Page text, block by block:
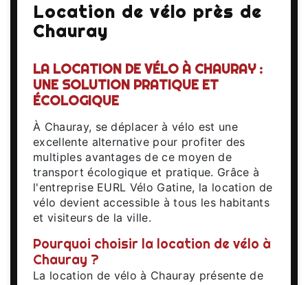
Location de vélo près de
Chauray
LA LOCATION DE VÉLO À CHAURAY :
UNE SOLUTION PRATIQUE ET
ÉCOLOGIQUE
À Chauray, se déplacer à vélo est une
excellente alternative pour profiter des
multiples avantages de ce moyen de
transport écologique et pratique. Grâce à
l'entreprise EURL Vélo Gatine, la location de
vélo devient accessible à tous les habitants
et visiteurs de la ville.
Pourquoi choisir la location de vélo à
Chauray ?
La location de vélo à Chauray présente de